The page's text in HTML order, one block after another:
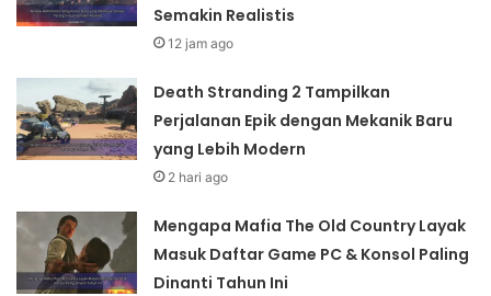
Semakin Realistis
12 jam ago
Death Stranding 2 Tampilkan
Perjalanan Epik dengan Mekanik Baru
yang Lebih Modern
2 hari ago
Mengapa Mafia The Old Country Layak
Masuk Daftar Game PC & Konsol Paling
Dinanti Tahun Ini